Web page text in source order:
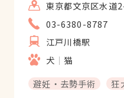
東京都文京区水
03-6380-8787
江戸川橋駅
犬
猫
避妊・去勢手術
狂